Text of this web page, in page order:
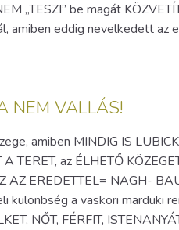
„TESZI” be magát
amiben eddig nevelkedett az
NEM VALLÁS!
amiben MINDIG IS
TERET, az ÉLHETŐ
AZ EREDETTEL= NAGH-
különbség a vaskori marduki
NŐT, FÉRFIT,